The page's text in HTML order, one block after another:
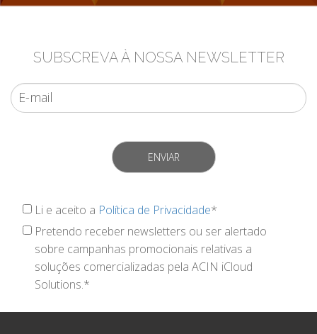
SUBSCREVA À NOSSA NEWSLETTER
ENVIAR
Li e aceito a Política de Privacidade*
Pretendo receber newsletters ou ser alertado
sobre campanhas promocionais relativas a
soluções comercializadas pela ACIN iCloud
Solutions.*